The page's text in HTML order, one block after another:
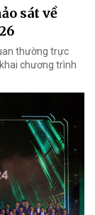
sát về
thường trực
chương trình